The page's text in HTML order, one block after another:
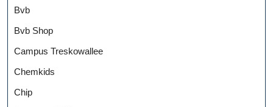
Bvb
Bvb Shop
Campus Treskowallee
Chemkids
Chip